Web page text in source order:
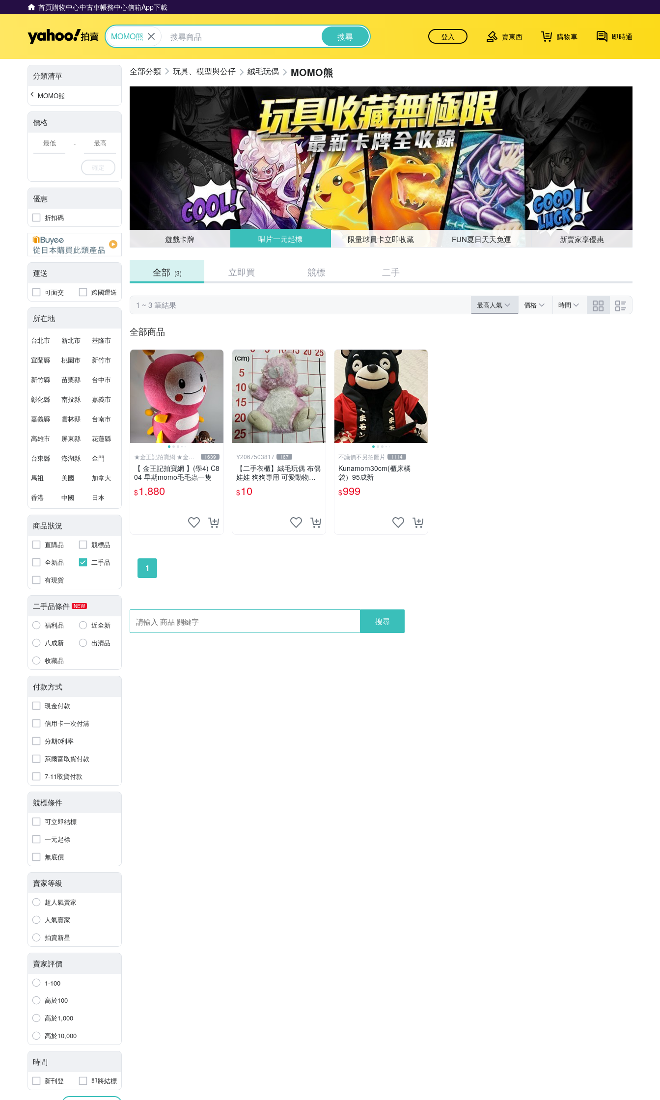
首頁購物中心中古車帳務中心信箱App下載
Yahoo拍賣
MOMO熊 搜尋 登入 賣東西 購物車 即時通
分類清單
MOMO熊
價格
-
確定
優惠
折扣碼
運送
可面交 跨國運送
所在地
台北市 新北市 基隆市
宜蘭縣 桃園市 新竹市
新竹縣 苗栗縣 台中市
彰化縣 南投縣 嘉義市
嘉義縣 雲林縣 台南市
高雄市 屏東縣 花蓮縣
台東縣 澎湖縣 金門
馬祖 美國 加拿大
香港 中國 日本
商品狀況
直購品
競標品
全新品
二手品
有現貨
二手品條件 NEW
福利品
近全新
八成新
出清品
收藏品
付款方式
現金付款
信用卡一次付清
分期0利率
萊爾富取貨付款
7-11取貨付款
競標條件
可立即結標
一元起標
無底價
賣家等級
超人氣賣家
人氣賣家
拍賣新星
賣家評價
1-100
高於100
高於1,000
高於10,000
時間
新刊登 即將結標
玩具、模型與公仔 絨毛玩偶 MOMO熊
遊戲卡牌 唱片一元起標 限量球員卡立即收藏 FUN夏日天天免運 新賣家享優惠
全部 (3) 立即買 競標 二手
1 ~ 3 筆結果 最高人氣 價格 時間
全部商品
★金王記拍寶網 ★金王
記拍寶趣
1639
【 金王記拍寶網 】(學4) C8
04 早期momo毛毛蟲一隻
$1,880
Y2067503817 167
【二手衣櫃】絨毛玩偶 布偶
娃娃 狗狗專用 可愛動物系
列 耐咬耐磨玩具 玩偶 粉紅
熊寵物玩具 1120929
$10
不議價不另拍圖片 1114
Kunamom30cm(櫃床橘
袋）95成新
$999
1
搜尋